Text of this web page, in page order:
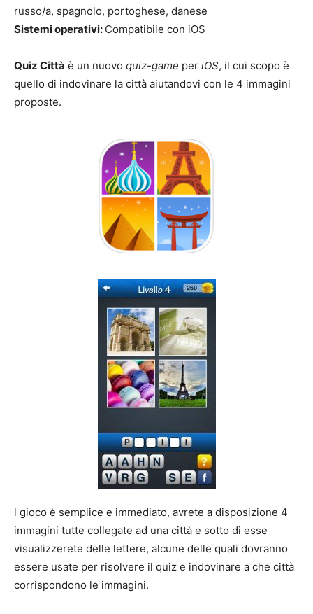
russo/a, spagnolo, portoghese, danese
Sistemi operativi: Compatibile con iOS
Quiz Città è un nuovo quiz-game per iOS, il cui scopo è
quello di indovinare la città aiutandovi con le 4 immagini
proposte.
l gioco è semplice e immediato, avrete a disposizione 4
immagini tutte collegate ad una città e sotto di esse
visualizzerete delle lettere, alcune delle quali dovranno
essere usate per risolvere il quiz e indovinare a che città
corrispondono le immagini.